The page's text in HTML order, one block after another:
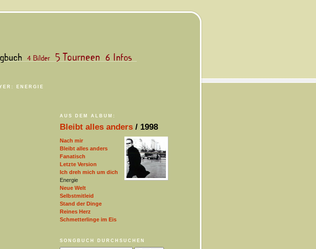
ENERGIE
AUS DEM ALBUM:
Bleibt alles anders/ 1998
Nach mir
Bleibt alles anders
Fanatisch
Letzte Version
Ich dreh mich um dich
Energie
Neue Welt
Selbstmitleid
Stand der Dinge
Reines Herz
Schmetterlinge im Eis
SONGBUCH DURCHSUCHEN